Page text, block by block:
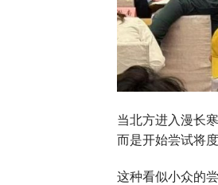
当北方进入漫长
而是开始尝试将
这种看似小众的